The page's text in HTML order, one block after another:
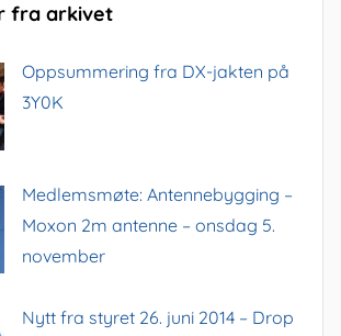
fra arkivet
Oppsummering fra DX-jakten på
3Y0K
Medlemsmøte: Antennebygging –
Moxon 2m antenne – onsdag 5.
november
Nytt fra styret 26. juni 2014 – Drop